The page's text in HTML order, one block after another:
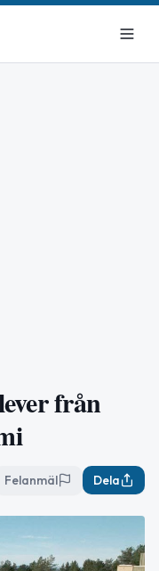
från
Felanmäl Dela